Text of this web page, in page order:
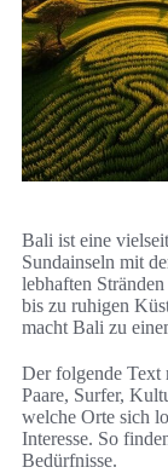
Bali ist eine
Sundainseln mit
lebhaften
bis zu ruhigen
macht Bali zu
Der folgende Text
Paare, Surfer,
welche Orte sich
Interesse. So
Bedürfnisse.